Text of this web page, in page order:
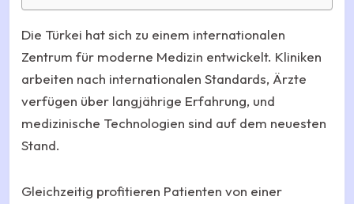
Die Türkei hat sich zu einem internationalen
Zentrum für moderne Medizin entwickelt. Kliniken
arbeiten nach internationalen Standards, Ärzte
verfügen über langjährige Erfahrung, und
medizinische Technologien sind auf dem neuesten
Stand.
Gleichzeitig profitieren Patienten von einer